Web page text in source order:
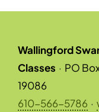
Wallingford
Classes · PO
19086
610-566-5786 ·